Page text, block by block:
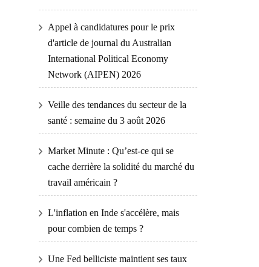
Appel à candidatures pour le prix
d'article de journal du Australian
International Political Economy
Network (AIPEN) 2026
Veille des tendances du secteur de la
santé : semaine du 3 août 2026
Market Minute : Qu’est-ce qui se
cache derrière la solidité du marché du
travail américain ?
L'inflation en Inde s'accélère, mais
pour combien de temps ?
Une Fed belliciste maintient ses taux